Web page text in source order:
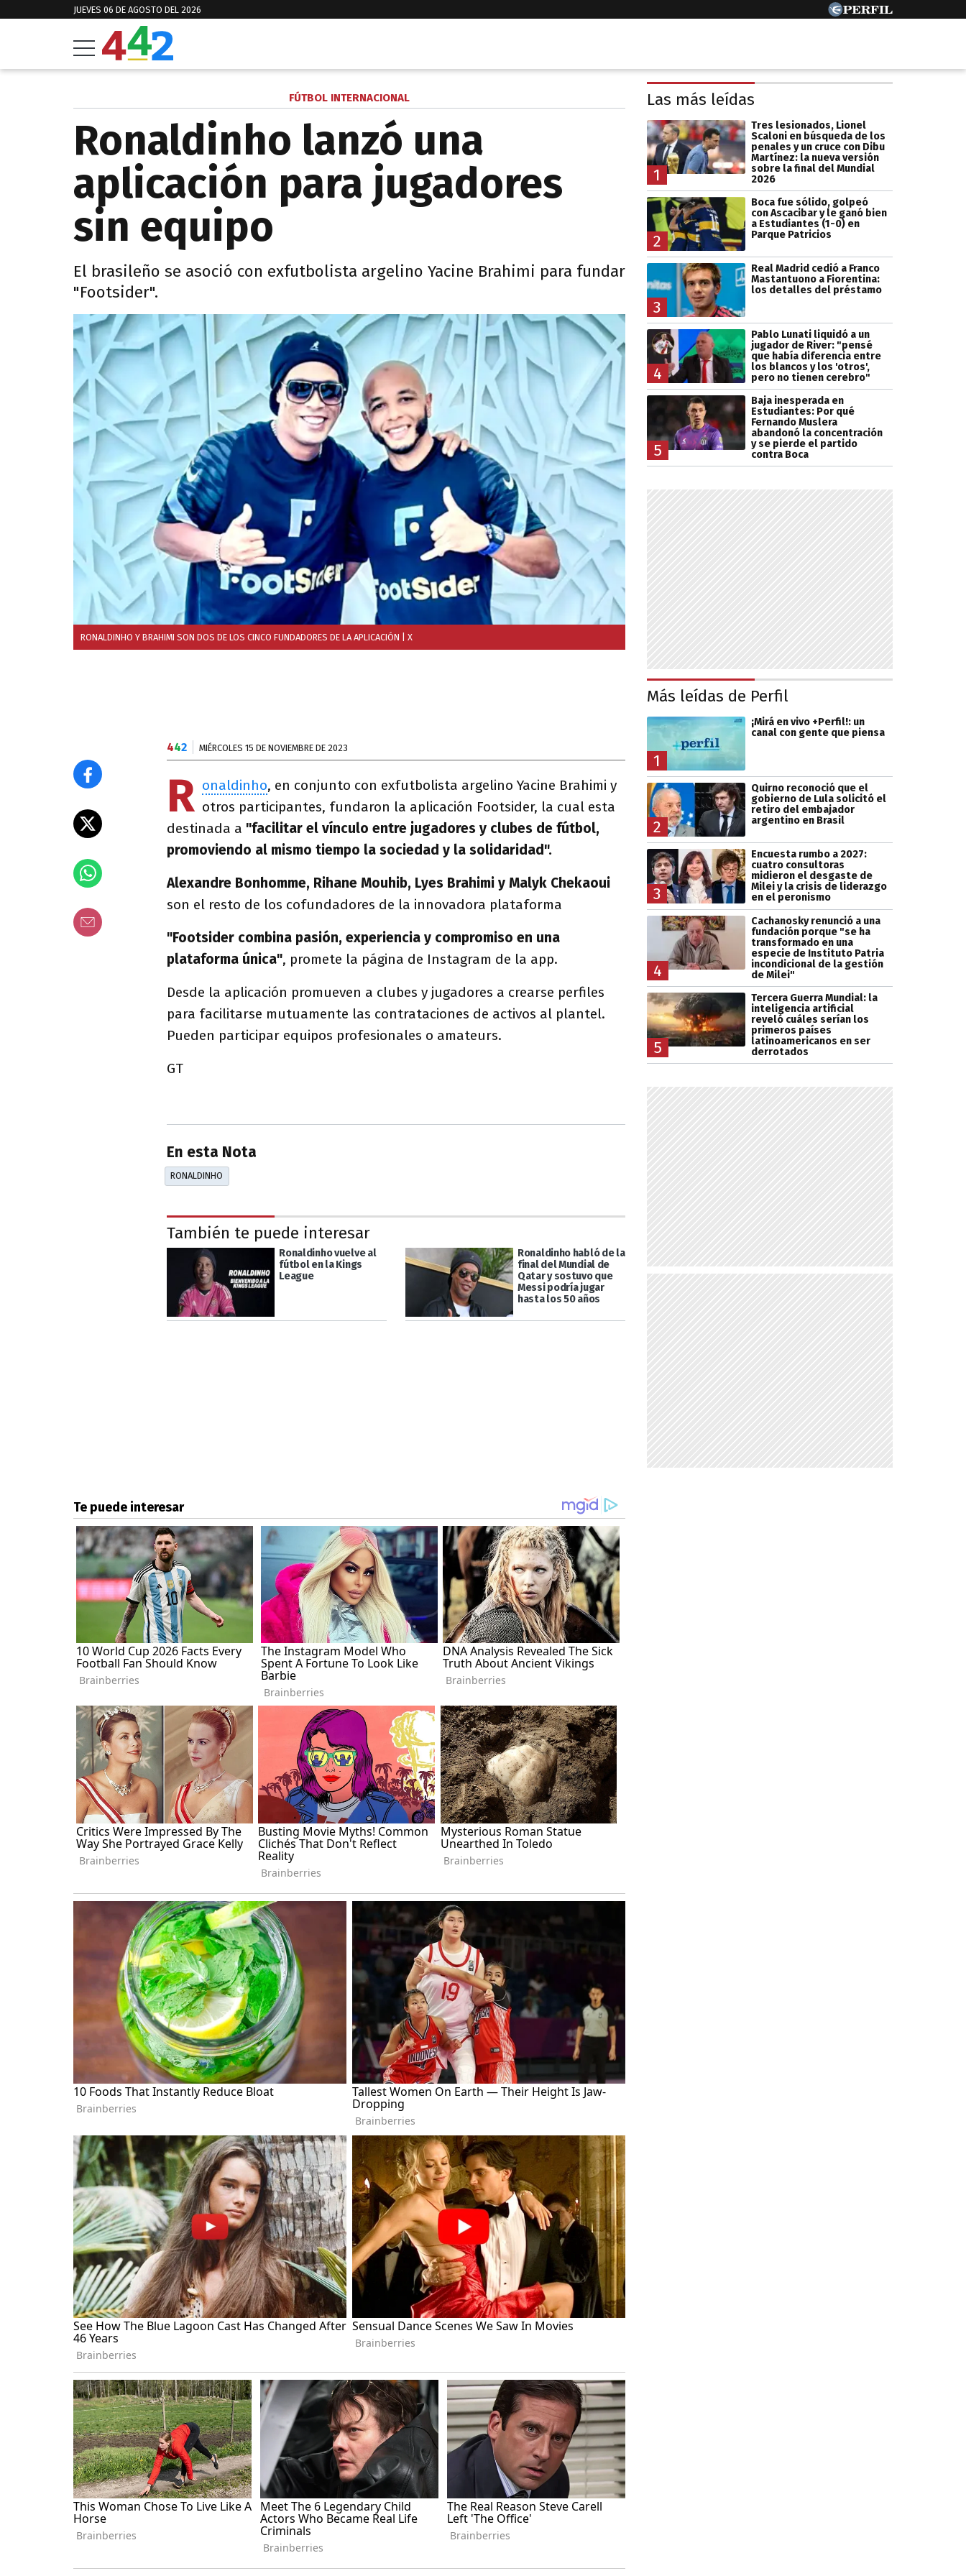
JUEVES 06 DE AGOSTO DEL 2026
FÚTBOL INTERNACIONAL
Ronaldinho lanzó una
aplicación para jugadores
sin equipo
El brasileño se asoció con exfutbolista argelino Yacine Brahimi para fundar
"Footsider".
RONALDINHO Y BRAHIMI SON DOS DE LOS CINCO FUNDADORES DE LA APLICACIÓN | X
442 MIÉRCOLES 15 DE NOVIEMBRE DE 2023
R onaldinho, en conjunto con exfutbolista argelino Yacine Brahimi y
otros participantes, fundaron la aplicación Footsider, la cual esta
destinada a "facilitar el vínculo entre jugadores y clubes de fútbol, ​​
promoviendo al mismo tiempo la sociedad y la solidaridad".
Alexandre Bonhomme, Rihane Mouhib, Lyes Brahimi y Malyk Chekaoui
son el resto de los cofundadores de la innovadora plataforma
"Footsider combina pasión, experiencia y compromiso en una
plataforma única", promete la página de Instagram de la app.
Desde la aplicación promueven a clubes y jugadores a crearse perfiles
para facilitarse mutuamente las contrataciones de activos al plantel.
Pueden participar equipos profesionales o amateurs.
GT
En esta Nota
RONALDINHO
También te puede interesar
Ronaldinho vuelve al
fútbol en la Kings
League
Ronaldinho habló de la
final del Mundial de
Qatar y sostuvo que
Messi podría jugar
hasta los 50 años
Las más leídas
1
Tres lesionados, Lionel
Scaloni en búsqueda de los
penales y un cruce con Dibu
Martínez: la nueva versión
sobre la final del Mundial
2026
2
Boca fue sólido, golpeó
con Ascacibar y le ganó bien
a Estudiantes (1-0) en
Parque Patricios
3
Real Madrid cedió a Franco
Mastantuono a Fiorentina:
los detalles del préstamo
4
Pablo Lunati liquidó a un
jugador de River: "pensé
que había diferencia entre
los blancos y los 'otros',
pero no tienen cerebro"
5
Baja inesperada en
Estudiantes: Por qué
Fernando Muslera
abandonó la concentración
y se pierde el partido
contra Boca
Más leídas de Perfil
1
¡Mirá en vivo +Perfil!: un
canal con gente que piensa
2
Quirno reconoció que el
gobierno de Lula solicitó el
retiro del embajador
argentino en Brasil
3
Encuesta rumbo a 2027:
cuatro consultoras
midieron el desgaste de
Milei y la crisis de liderazgo
en el peronismo
4
Cachanosky renunció a una
fundación porque "se ha
transformado en una
especie de Instituto Patria
incondicional de la gestión
de Milei"
5
Tercera Guerra Mundial: la
inteligencia artificial
reveló cuáles serían los
primeros países
latinoamericanos en ser
derrotados